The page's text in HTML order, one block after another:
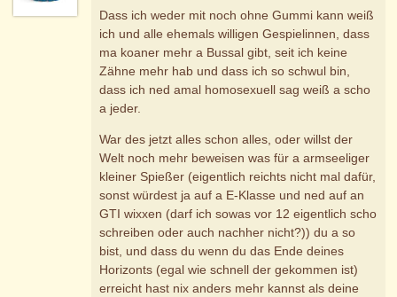
Dass ich weder mit noch ohne Gummi kann weiß
ich und alle ehemals willigen Gespielinnen, dass
ma koaner mehr a Bussal gibt, seit ich keine
Zähne mehr hab und dass ich so schwul bin,
dass ich ned amal homosexuell sag weiß a scho
a jeder.
War des jetzt alles schon alles, oder willst der
Welt noch mehr beweisen was für a armseeliger
kleiner Spießer (eigentlich reichts nicht mal dafür,
sonst würdest ja auf a E-Klasse und ned auf an
GTI wixxen (darf ich sowas vor 12 eigentlich scho
schreiben oder auch nachher nicht?)) du a so
bist, und dass du wenn du das Ende deines
Horizonts (egal wie schnell der gekommen ist)
erreicht hast nix anders mehr kannst als deine